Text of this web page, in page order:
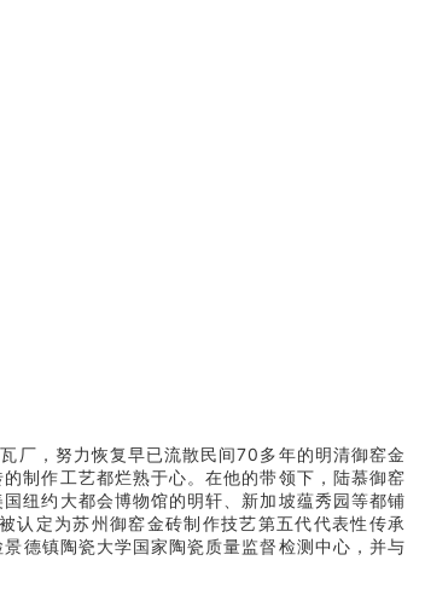
厂，努力恢复早已流散民间70多年的明清御窑金
制作工艺都烂熟于心。在他的带领下，陆慕御窑
纽约大都会博物馆的明轩、新加坡蕴秀园等都铺
认定为苏州御窑金砖制作技艺第五代代表性传承
德镇陶瓷大学国家陶瓷质量监督检测中心，并与